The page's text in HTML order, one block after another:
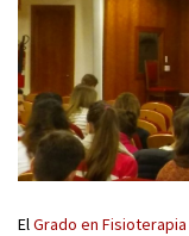
El Grado en Fisioterapia